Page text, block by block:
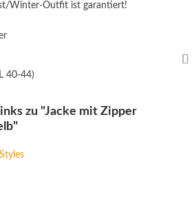
Winter-Outfit ist garantiert!
40-44)
zu "Jacke mit Zipper